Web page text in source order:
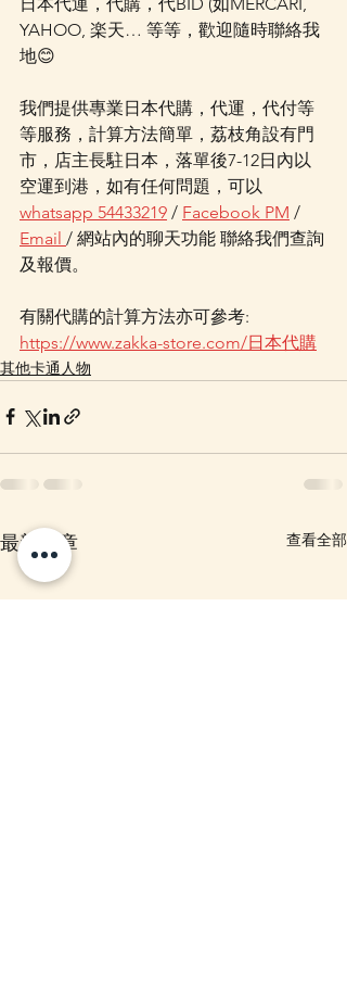
YAHOO, 楽天… 等等，歡迎隨時聯絡我
地😊
我們提供專業日本代購，代運，代付等
等服務，計算方法簡單，荔枝角設有門
市，店主長駐日本，落單後7-12日內以
空運到港，如有任何問題，可以
whatsapp 54433219 / Facebook PM /
Email / 網站內的聊天功能 聯絡我們查詢
及報價。
有關代購的計算方法亦可參考:
https://www.zakka-store.com/日本代購
其他卡通人物
最新文章 查看全部